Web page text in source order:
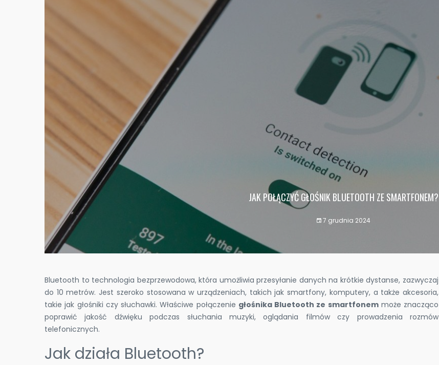
JAK POŁĄCZYĆ GŁOŚNIK BLUETOOTH ZE SMARTFONEM?
7 grudnia 2024
Bluetooth to technologia bezprzewodowa, która umożliwia przesyłanie danych na krótkie dystanse, zazwyczaj
do 10 metrów. Jest szeroko stosowana w urządzeniach, takich jak smartfony, komputery, a także akcesoria,
takie jak głośniki czy słuchawki. Właściwe połączenie głośnika Bluetooth ze smartfonemmoże znacząco
poprawić jakość dźwięku podczas słuchania muzyki, oglądania filmów czy prowadzenia rozmów
telefonicznych.
Jak działa Bluetooth?